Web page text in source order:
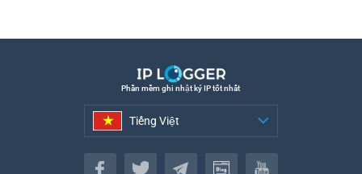
Phần mềm ghi nhật ký IP tốt nhất
Tiếng Việt
Tiếng Việt